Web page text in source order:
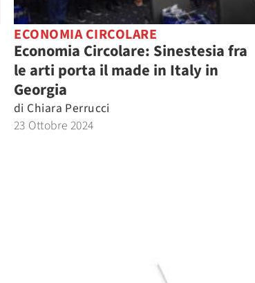
ECONOMIA CIRCOLARE
Economia Circolare: Sinestesia fra
le arti porta il made in Italy in
Georgia
di Chiara Perrucci
23 Ottobre 2024